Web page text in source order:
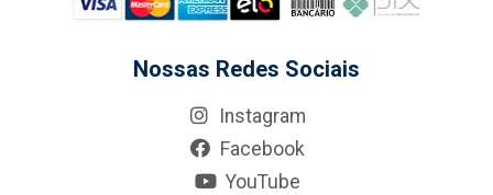
Nossas Redes Sociais
Instagram
Facebook
YouTube